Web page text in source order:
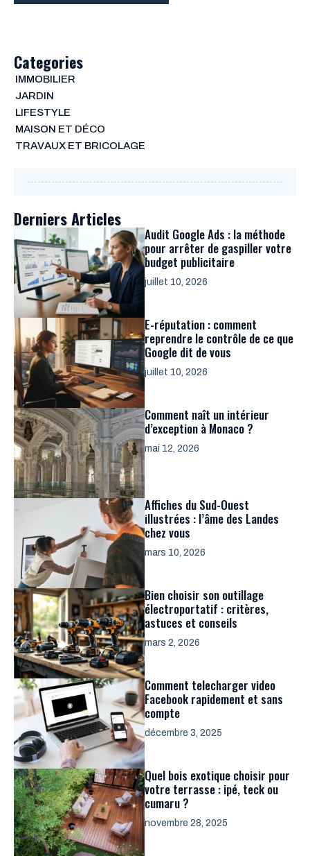
Categories
IMMOBILIER
JARDIN
LIFESTYLE
MAISON ET DÉCO
TRAVAUX ET BRICOLAGE
Derniers Articles
Audit Google Ads : la méthode
pour arrêter de gaspiller votre
budget publicitaire
juillet 10, 2026
E-réputation : comment
reprendre le contrôle de ce que
Google dit de vous
juillet 10, 2026
Comment naît un intérieur
d’exception à Monaco ?
mai 12, 2026
Affiches du Sud-Ouest
illustrées : l’âme des Landes
chez vous
mars 10, 2026
Bien choisir son outillage
électroportatif : critères,
astuces et conseils
mars 2, 2026
Comment telecharger video
Facebook rapidement et sans
compte
décembre 3, 2025
Quel bois exotique choisir pour
votre terrasse : ipé, teck ou
cumaru ?
novembre 28, 2025